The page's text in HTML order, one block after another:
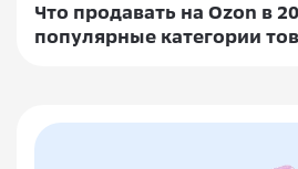
Что продавать на Ozon в
популярные категории